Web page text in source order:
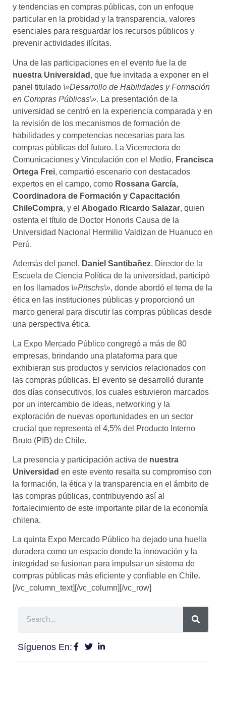
y tendencias en compras públicas, con un enfoque
particular en la probidad y la transparencia, valores
esenciales para resguardar los recursos públicos y
prevenir actividades ilícitas.
Una de las participaciones en el evento fue la de
nuestra Universidad , que fue invitada a exponer en el
panel titulado \»Desarrollo de Habilidades y Formación
en Compras Públicas\». La presentación de la
universidad se centró en la experiencia comparada y en
la revisión de los mecanismos de formación de
habilidades y competencias necesarias para las
compras públicas del futuro. La Vicerrectora de
Comunicaciones y Vinculación con el Medio, Francisca
Ortega Frei, compartió escenario con destacados
expertos en el campo, como Rossana García,
Coordinadora de Formación y Capacitación
ChileCompra, y el Abogado Ricardo Salazar, quien
ostenta el título de Doctor Honoris Causa de la
Universidad Nacional Hermilio Valdizan de Huanuco en
Perú.
Además del panel, Daniel Santibañez, Director de la
Escuela de Ciencia Política de la universidad, participó
en los llamados \»Pitschs\», donde abordó el tema de la
ética en las instituciones públicas y proporcionó un
marco general para discutir las compras públicas desde
una perspectiva ética.
La Expo Mercado Público congregó a más de 80
empresas, brindando una plataforma para que
exhibieran sus productos y servicios relacionados con
las compras públicas. El evento se desarrolló durante
dos días consecutivos, los cuales estuvieron marcados
por un intercambio de ideas, networking y la
exploración de nuevas oportunidades en un sector
crucial que representa el 4,5% del Producto Interno
Bruto (PIB) de Chile.
La presencia y participación activa de nuestra
Universidad en este evento resalta su compromiso con
la formación, la ética y la transparencia en el ámbito de
las compras públicas, contribuyendo así al
fortalecimiento de este importante pilar de la economía
chilena.
La quinta Expo Mercado Público ha dejado una huella
duradera como un espacio donde la innovación y la
integridad se fusionan para impulsar un sistema de
compras públicas más eficiente y confiable en Chile.
[/vc_column_text][/vc_column][/vc_row]
Síguenos En: